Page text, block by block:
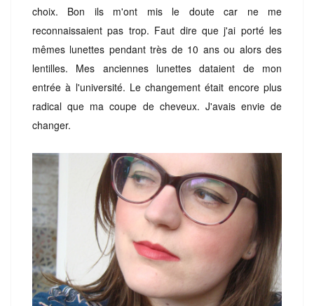
choix. Bon ils m'ont mis le doute car ne me
reconnaissaient pas trop. Faut dire que j'ai porté les
mêmes lunettes pendant très de 10 ans ou alors des
lentilles. Mes anciennes lunettes dataient de mon
entrée à l'université. Le changement était encore plus
radical que ma coupe de cheveux. J'avais envie de
changer.